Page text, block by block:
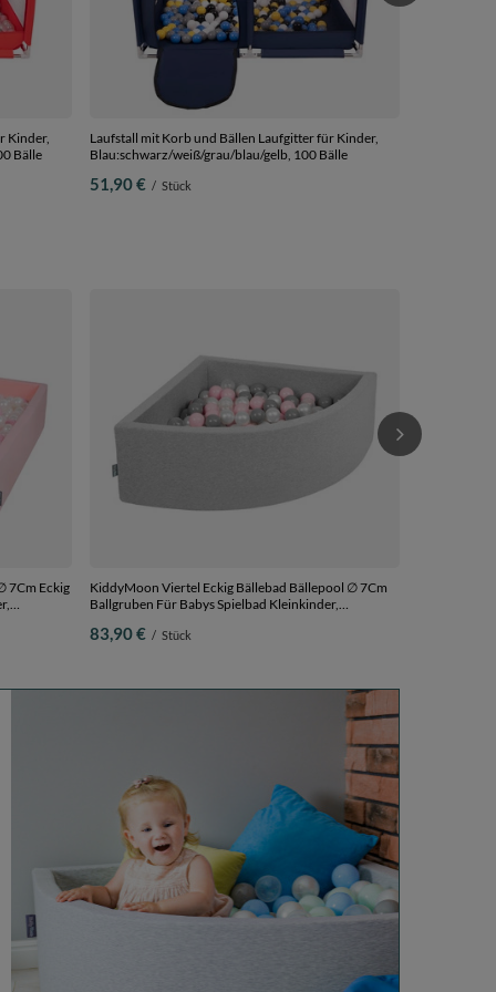
Kinder,
Bälle
Laufstall mit Korb und Bällen Laufgitter für Kinder,
Blau:schwarz/weiß/grau/blau/gelb, 100 Bälle
51,90 € / Stück
7Cm Eckig
KiddyMoon Viertel Eckig Bällebad Bällepool ∅ 7Cm
Ballgruben Für Babys Spielbad Kleinkinder,
hellgrau:perle/grau/transparent/puderrosa, 90 x 30
83,90 € / Stück